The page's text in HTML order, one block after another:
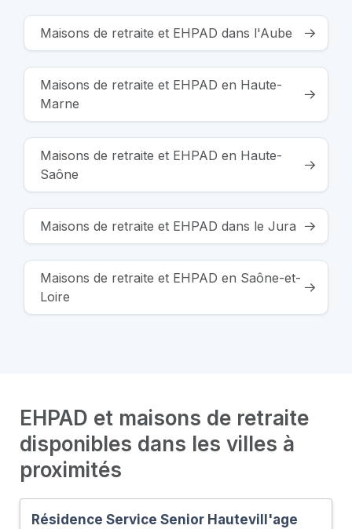
Maisons de retraite et EHPAD dans l'Aube
Maisons de retraite et EHPAD en Haute-
Marne
Maisons de retraite et EHPAD en Haute-
Saône
Maisons de retraite et EHPAD dans le Jura
Maisons de retraite et EHPAD en Saône-et-
Loire
EHPAD et maisons de retraite
disponibles dans les villes à
proximités
Résidence Service Senior Hautevill'age